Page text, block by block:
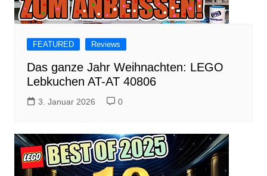
FEATURED Reviews
Das ganze Jahr Weihnachten: LEGO
Lebkuchen AT-AT 40806
3. Januar 2026 0